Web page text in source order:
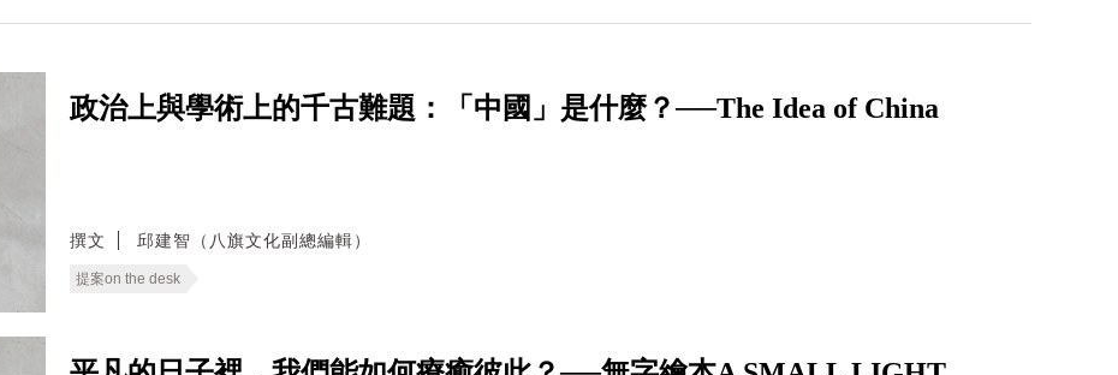
政治上與學術上的千古難題：「中國」是什麼？──The Idea of China
撰文 邱建智（八旗文化副總編輯）
提案on the desk